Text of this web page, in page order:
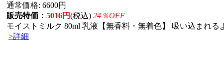
通常価格: 6600円
販売特価： 5016円(税込) 24％OFF
モイストミルク 80ml 乳液【無香料・無着色】 吸い込まれる
>詳細